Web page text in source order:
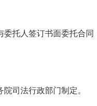
托人签订书面委托合
司法行政部门制定。